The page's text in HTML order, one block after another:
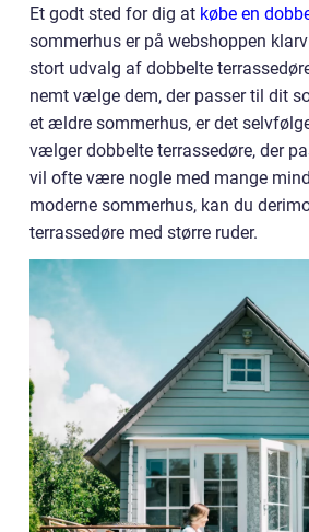
Et godt sted for dig at købe en
sommerhus er på webshoppen
stort udvalg af dobbelte
nemt vælge dem, der passer til dit
et ældre sommerhus, er det
vælger dobbelte terrassedøre, der
vil ofte være nogle med mange
moderne sommerhus, kan du
terrassedøre med større ruder.